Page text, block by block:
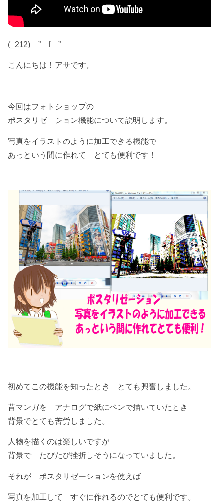
(_212)＿” f ”＿＿
こんにちは！アサです。
今回はフォトショップの
ポスタリゼーション機能について説明します。
写真をイラストのように加工できる機能で
あっという間に作れて とても便利です！
初めてこの機能を知ったとき とても興奮しました。
昔マンガを アナログで紙にペンで描いていたとき
背景でとても苦労しました。
人物を描くのは楽しいですが
背景で たびたび挫折しそうになっていました。
それが ポスタリゼーションを使えば
写真を加工して すぐに作れるのでとても便利です。